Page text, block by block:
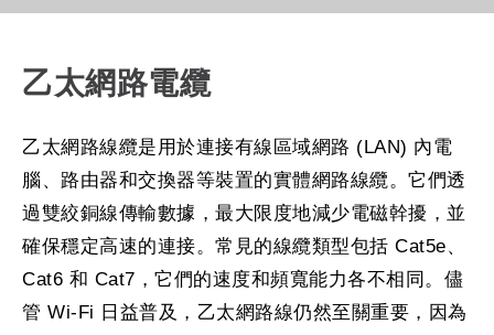
乙太網路電纜
乙太網路線纜是用於連接有線區域網路 (LAN) 內電
腦、路由器和交換器等裝置的實體網路線纜。它們透
過雙絞銅線傳輸數據，最大限度地減少電磁幹擾，並
確保穩定高速的連接。常見的線纜類型包括 Cat5e、
Cat6 和 Cat7，它們的速度和頻寬能力各不相同。儘
管 Wi-Fi 日益普及，乙太網路線仍然至關重要，因為